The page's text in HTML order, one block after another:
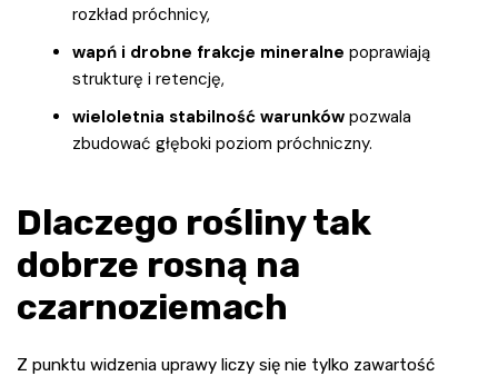
rozkład próchnicy,
wapń i drobne frakcje mineralne poprawiają
strukturę i retencję,
wieloletnia stabilność warunków pozwala
zbudować głęboki poziom próchniczny.
Dlaczego rośliny tak
dobrze rosną na
czarnoziemach
Z punktu widzenia uprawy liczy się nie tylko zawartość